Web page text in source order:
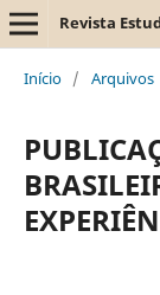
Revista
Início / Arquivos